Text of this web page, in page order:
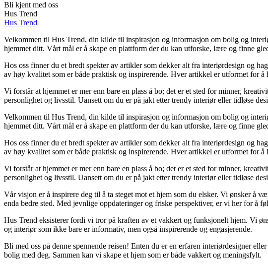
Bli kjent med oss
Hus Trend
Hus Trend
Velkommen til Hus Trend, din kilde til inspirasjon og informasjon om bolig og
hjemmet ditt. Vårt mål er å skape en plattform der du kan utforske, lære og finne
Hos oss finner du et bredt spekter av artikler som dekker alt fra interiørdesign og
av høy kvalitet som er både praktisk og inspirerende. Hver artikkel er utformet for
Vi forstår at hjemmet er mer enn bare en plass å bo; det er et sted for minner,
personlighet og livsstil. Uansett om du er på jakt etter trendy interiør eller tidløse
Velkommen til Hus Trend, din kilde til inspirasjon og informasjon om bolig og
hjemmet ditt. Vårt mål er å skape en plattform der du kan utforske, lære og finne
Hos oss finner du et bredt spekter av artikler som dekker alt fra interiørdesign og
av høy kvalitet som er både praktisk og inspirerende. Hver artikkel er utformet for
Vi forstår at hjemmet er mer enn bare en plass å bo; det er et sted for minner,
personlighet og livsstil. Uansett om du er på jakt etter trendy interiør eller tidløse
Vår visjon er å inspirere deg til å ta steget mot et hjem som du elsker. Vi ønsker å
enda bedre sted. Med jevnlige oppdateringer og friske perspektiver, er vi her for å
Hus Trend eksisterer fordi vi tror på kraften av et vakkert og funksjonelt hjem. Vi
og interiør som ikke bare er informativ, men også inspirerende og engasjerende.
Bli med oss på denne spennende reisen! Enten du er en erfaren interiørdesigner
bolig med deg. Sammen kan vi skape et hjem som er både vakkert og meningsfylt.